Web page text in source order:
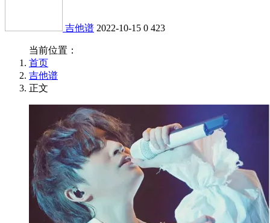
吉他谱 2022-10-15 0 423
当前位置：
首页
吉他谱
正文